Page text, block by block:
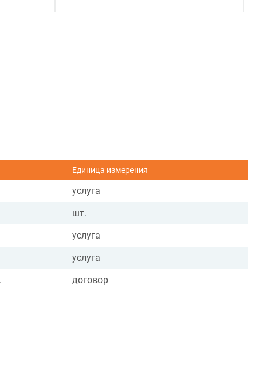
Единица измерения
услуга
шт.
услуга
услуга
договор